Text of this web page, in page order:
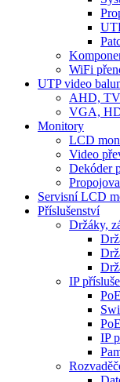
WiFi
UTP video
AHD,
VGA,
Monitory
LCD
Video
Dekóder
Servisní LCD
Příslušenství
Držáky,
IP
IP